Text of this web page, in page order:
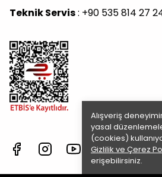
Alışveriş
yasal
(cookies)
Gizlilik ve Çerez
erişebilirsiniz.
Teknik Servis: +90 535 814 27